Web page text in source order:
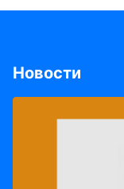
Новости